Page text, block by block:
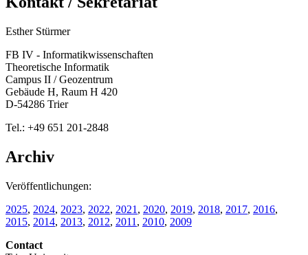
Esther Stürmer
FB IV - Informatikwissenschaften
Theoretische Informatik
Campus II / Geozentrum
Gebäude H, Raum H 420
D-54286 Trier
Tel.: +49 651 201-2848
Archiv
Veröffentlichungen:
2025, 2024, 2023, 2022, 2021 , 2020, 2019, 2018, 2017, 2016,
2015, 2014, 2013, 2012, 2011 , 2010, 2009
Contact